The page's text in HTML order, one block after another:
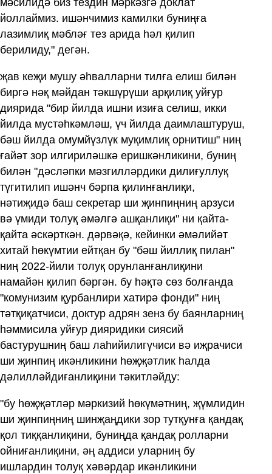
йоллаймиз. ишәнчимиз камилки буниңға
лазимлиқ мәбләғ тез арида һәл қилип
берилиду," дегән.
җав кеҗи мушу әһвалларни тилға елиш билән
биргә нәқ мәйдан тәкшүрүши арқилиқ уйғур
диярида "бир йилда ишни изиға селиш, икки
йилда мустәһкәмләш, үч йилда даимлаштуруш,
бәш йилда омумйүзлүк муқимлиқ орнитиш" ниң
ғайәт зор илгириләшкә еришкәнликини, буниң
билән "дәсләпки мәзгилләрдики дилиғуллуқ
түгитилип ишәнч бәрпа қилинғанлиқи,
нәтиҗидә баш секретар ши җинпиңниң арзуси
вә үмиди толуқ әмәлгә ашқанлиқи" ни қайта-
қайта әскәрткән. дәрвәқә, кейинки әмәлийәт
хитай һөкүмтии ейтқан бу "бәш йиллиқ пилан"
ниң 2022-йили толуқ орунланғанлиқини
намайән қилип бәргән. бу һәқтә сөз болғанда
"комунизим қурбанлири хатирә фонди" ниң
тәтқиқатчиси, доктур адрян зенз бу баянларниң
һәммисила уйғур дияридики сиясий
бастурушниң баш лаһийилигүчиси вә иҗрачиси
ши җинпиң икәнликини һөҗҗәтлик һалда
дәлилләйдиғанлиқини тәкитләйду:
"бу һөҗҗәтләр мәркизий һөкүмәтниң, җүмлидин
ши җинпиңниң шинҗаңдики зор тутқунға қандақ
қол тиққанлиқини, буниңда қандақ ролларни
ойниғанлиқини, әң аддиси уларниң бу
ишлардин толуқ хәвәрдар икәнликини